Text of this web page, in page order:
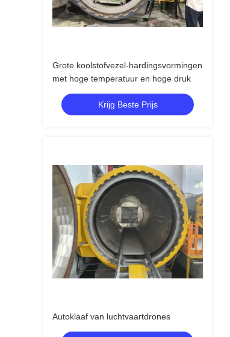
Grote koolstofvezel-hardingsvormingen
met hoge temperatuur en hoge druk
Krijg Beste Prijs
Autoklaaf van luchtvaartdrones